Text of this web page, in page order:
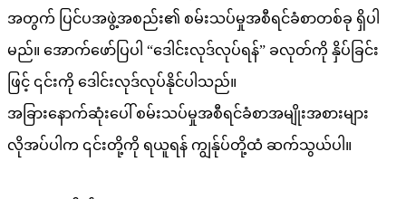
အတွက် ပြင်ပအဖွဲ့အစည်း၏ စမ်းသပ်မှုအစီရင်ခံစာတစ်ခု ရှိပါ
မည်။ အောက်ဖော်ပြပါ “ဒေါင်းလုဒ်လုပ်ရန်” ခလုတ်ကို နှိပ်ခြင်း
ဖြင့် ၎င်းကို ဒေါင်းလုဒ်လုပ်နိုင်ပါသည်။
အခြားနောက်ဆုံးပေါ် စမ်းသပ်မှုအစီရင်ခံစာအမျိုးအစားများ
လိုအပ်ပါက ၎င်းတို့ကို ရယူရန် ကျွန်ုပ်တို့ထံ ဆက်သွယ်ပါ။